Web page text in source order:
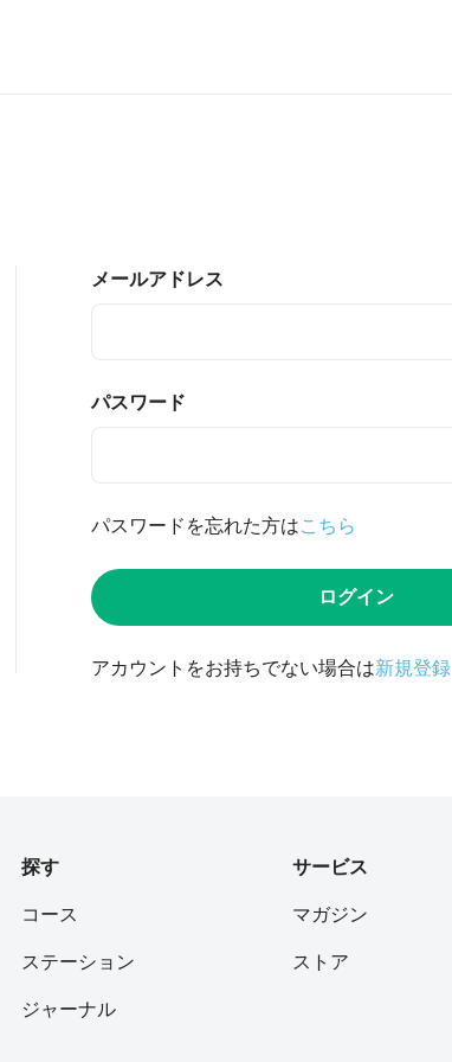
メールアドレス
パスワード
パスワードを忘れた方はこちら
ログイン
アカウントをお持ちでない場合は新規登録
探す
コース
ステーション
ジャーナル
サービス
マガジン
ストア